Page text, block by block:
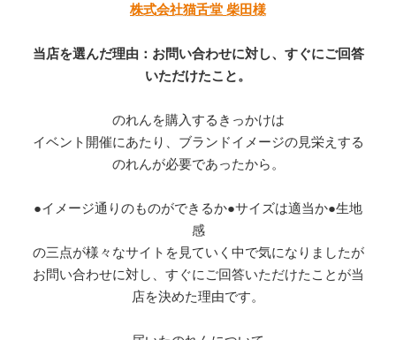
株式会社猫舌堂 柴田様
当店を選んだ理由：お問い合わせに対し、すぐにご回答
いただけたこと。
のれんを購入するきっかけは
イベント開催にあたり、ブランドイメージの見栄えする
のれんが必要であったから。
●イメージ通りのものができるか●サイズは適当か●生地
感
の三点が様々なサイトを見ていく中で気になりましたが
お問い合わせに対し、すぐにご回答いただけたことが当
店を決めた理由です。